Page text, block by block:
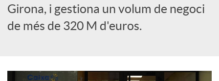
c
Girona, i gestiona un volum de negoci
de més de 320 M d'euros.